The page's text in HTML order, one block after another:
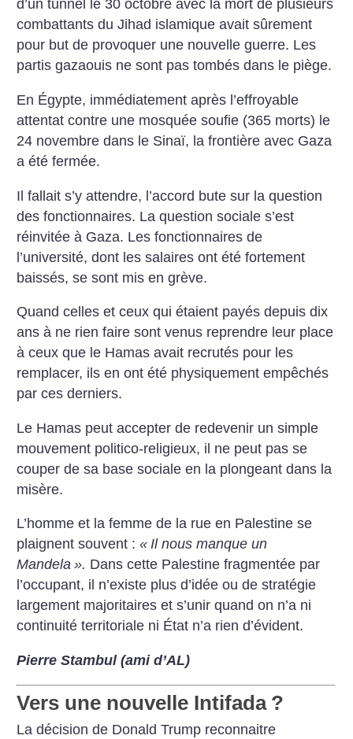
d’un tunnel le 30 octobre avec la mort de plusieurs
combattants du Jihad islamique avait sûrement
pour but de provoquer une nouvelle guerre. Les
partis gazaouis ne sont pas tombés dans le piège.
En Égypte, immédiatement après l’effroyable
attentat contre une mosquée soufie (365 morts) le
24 novembre dans le Sinaï, la frontière avec Gaza
a été fermée.
Il fallait s’y attendre, l’accord bute sur la question
des fonctionnaires. La question sociale s’est
réinvitée à Gaza. Les fonctionnaires de
l’université, dont les salaires ont été fortement
baissés, se sont mis en grève.
Quand celles et ceux qui étaient payés depuis dix
ans à ne rien faire sont venus reprendre leur place
à ceux que le Hamas avait recrutés pour les
remplacer, ils en ont été physiquement empêchés
par ces derniers.
Le Hamas peut accepter de redevenir un simple
mouvement politico-religieux, il ne peut pas se
couper de sa base sociale en la plongeant dans la
misère.
L’homme et la femme de la rue en Palestine se
plaignent souvent :« Il nous manque un
Mandela ». Dans cette Palestine fragmentée par
l’occupant, il n’existe plus d’idée ou de stratégie
largement majoritaires et s’unir quand on n’a ni
continuité territoriale ni État n’a rien d’évident.
Pierre Stambul (ami d’AL)
Vers une nouvelle Intifada ?
La décision de Donald Trump reconnaitre